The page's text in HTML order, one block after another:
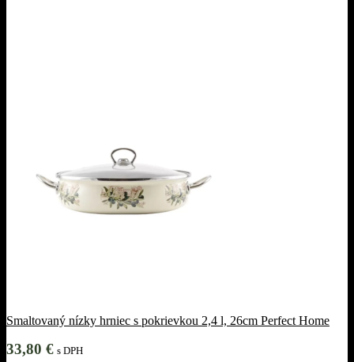
Smaltovaný nízky hrniec s pokrievkou 2,4 l, 26cm Perfect Home
33,80 € s DPH